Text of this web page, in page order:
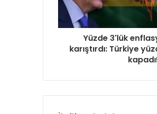
Yüzde 3'lük
karıştırdı: Türkiye